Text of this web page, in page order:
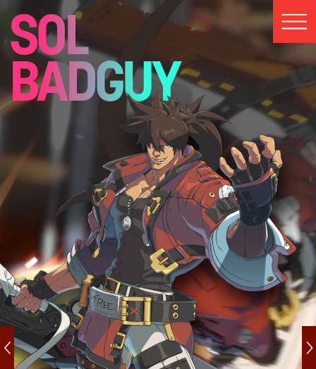
SOL
BADGUY